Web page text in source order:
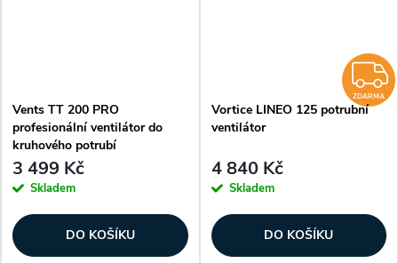
Vents TT 200 PRO
profesionální ventilátor do
kruhového potrubí
3 499 Kč
Skladem
DO KOŠÍKU
ZDARMA
Vortice LINEO 125 potrubní
ventilátor
4 840 Kč
Skladem
DO KOŠÍKU